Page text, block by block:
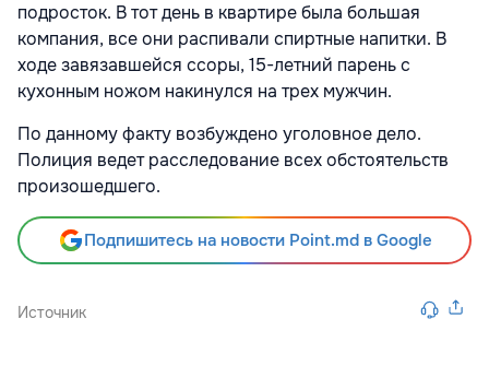
подросток. В тот день в квартире была большая
компания, все они распивали спиртные напитки. В
ходе завязавшейся ссоры, 15-летний парень с
кухонным ножом накинулся на трех мужчин.
По данному факту возбуждено уголовное дело.
Полиция ведет расследование всех обстоятельств
произошедшего.
Подпишитесь на новости Point.md в Google
Источник